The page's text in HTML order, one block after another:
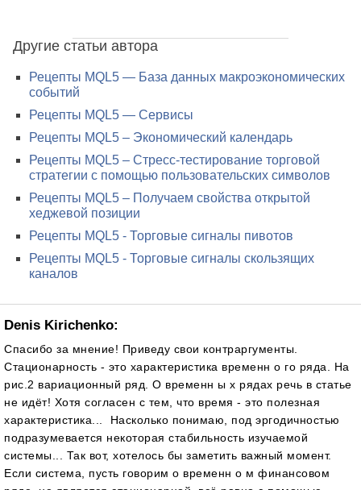
Другие статьи автора
Рецепты MQL5 — База данных макроэкономических
событий
Рецепты MQL5 — Сервисы
Рецепты MQL5 – Экономический календарь
Рецепты MQL5 – Стресс-тестирование торговой
стратегии с помощью пользовательских символов
Рецепты MQL5 – Получаем свойства открытой
хеджевой позиции
Рецепты MQL5 - Торговые сигналы пивотов
Рецепты MQL5 - Торговые сигналы скользящих
каналов
Denis Kirichenko:
Спасибо за мнение! Приведу свои контраргументы.
Стационарность - это характеристика временн о го ряда. На
рис.2 вариационный ряд. О временн ы х рядах речь в статье
не идёт! Хотя согласен с тем, что время - это полезная
характеристика... Насколько понимаю, под эргодичностью
подразумевается некоторая стабильность изучаемой
системы... Так вот, хотелось бы заметить важный момент.
Если система, пусть говорим о временн о м финансовом